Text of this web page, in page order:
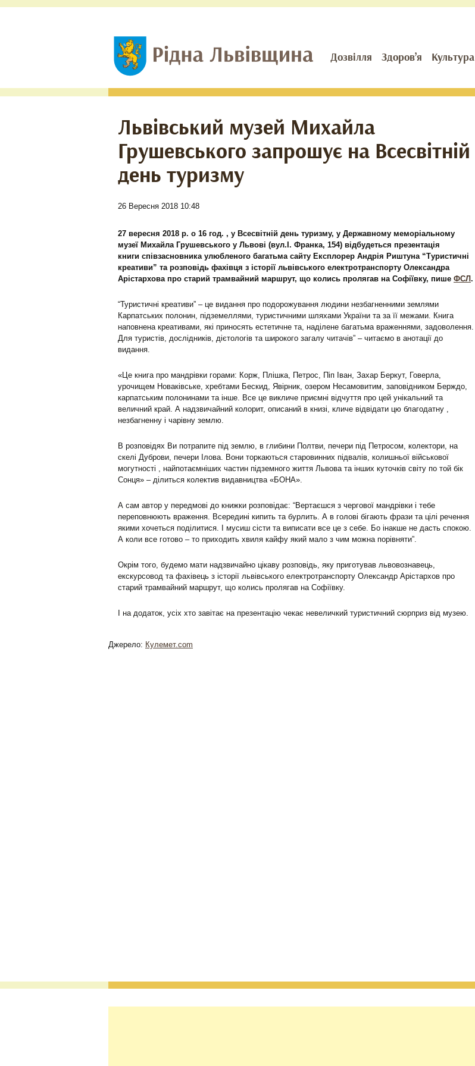
Дозвілля Здоров’я Культура
Львівський музей Михайла
Грушевського запрошує на Всесвітній
день туризму
26 Вересня 2018 10:48
27 вересня 2018 р. о 16 год. , у Всесвітній день туризму, у Державному меморіальному
музеї Михайла Грушевського у Львові (вул.І. Франка, 154) відбудеться презентація
книги співзасновника улюбленого багатьма сайту Експлорер Андрія Риштуна “Туристичні
креативи” та розповідь фахівця з історії львівського електротранспорту Олександра
Арістархова про старий трамвайний маршрут, що колись пролягав на Софіївку, пише ФСЛ.
“Туристичні креативи” – це видання про подорожування людини незбагненними землями
Карпатських полонин, підземеллями, туристичними шляхами України та за її межами. Книга
наповнена креативами, які приносять естетичне та, наділене багатьма враженнями, задоволення.
Для туристів, дослідників, дієтологів та широкого загалу читачів” – читаємо в анотації до
видання.
«Це книга про мандрівки горами: Корж, Плішка, Петрос, Піп Іван, Захар Беркут, Говерла,
урочищем Новаківське, хребтами Бескид, Явірник, озером Несамовитим, заповідником Берждо,
карпатським полонинами та інше. Все це викличе приємні відчуття про цей унікальний та
величний край. А надзвичайний колорит, описаний в книзі, кличе відвідати цю благодатну ,
незбагненну і чарівну землю.
В розповідях Ви потрапите під землю, в глибини Полтви, печери під Петросом, колектори, на
скелі Дуброви, печери Ілова. Вони торкаються старовинних підвалів, колишньої військової
могутності , найпотаємніших частин підземного життя Львова та інших куточків світу по той бік
Сонця» – ділиться колектив видавництва «БОНА».
А сам автор у передмові до книжки розповідає: “Вертаєшся з чергової мандрівки і тебе
переповнюють враження. Всередині кипить та бурлить. А в голові бігають фрази та цілі речення
якими хочеться поділитися. І мусиш сісти та виписати все це з себе. Бо інакше не дасть спокою.
А коли все готово – то приходить хвиля кайфу який мало з чим можна порівняти”.
Окрім того, будемо мати надзвичайно цікаву розповідь, яку приготував львовознавець,
екскурсовод та фахівець з історії львівського електротранспорту Олександр Арістархов про
старий трамвайний маршрут, що колись пролягав на Софіївку.
І на додаток, усіх хто завітає на презентацію чекає невеличкий туристичний сюрприз від музею.
Джерело: Кулемет.com